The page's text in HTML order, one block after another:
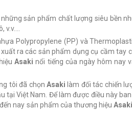
sản phẩm chất lượng siêu bền
Polypropylene (PP) và
ra các sản phẩm dụng cụ cầm tay
Asaki nổi tiếng của ngày hôm nay
tôi đã chọnAsaki làm đối tác chiến
tại Việt Nam. Để làm được điều này
nay sản phẩm của thương hiệuAsaki